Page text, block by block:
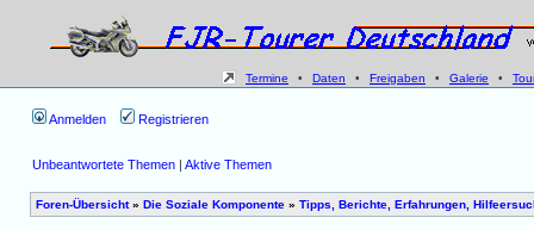
Termine • Daten • Freigaben • Galerie •
Anmelden Registrieren
Unbeantwortete Themen | Aktive Themen
Foren-Übersicht» Die Soziale Komponente » Tipps, Berichte, Erfahrungen,